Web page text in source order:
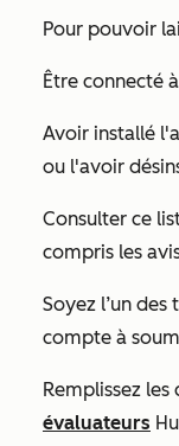
Pour pouvoir
Être connecté
Avoir installé
ou l'avoir
Consulter ce
compris les
Soyez l’un
compte à
Remplissez les
évaluateurs